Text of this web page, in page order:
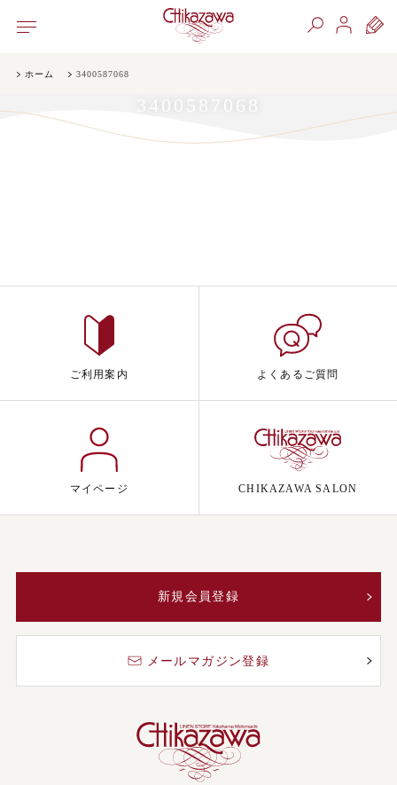
ホーム 3400587068
3400587068
ご利用案内 よくあるご質問
マイページ CHIKAZAWA SALON
新規会員登録
メールマガジン登録